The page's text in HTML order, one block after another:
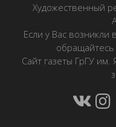
Художественный
Если у Вас
Сайт газеты ГрГУ